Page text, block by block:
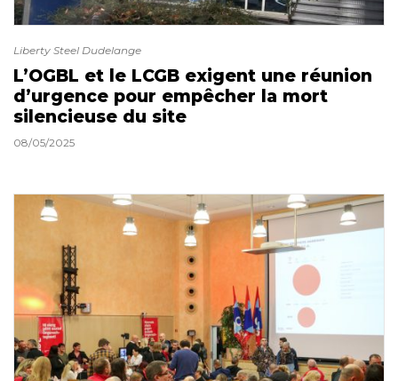
Liberty Steel Dudelange
L’OGBL et le LCGB exigent une réunion
d’urgence pour empêcher la mort
silencieuse du site
08/05/2025